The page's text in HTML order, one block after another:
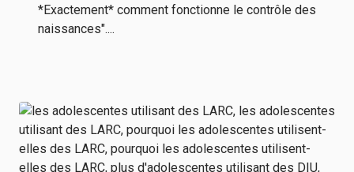
*Exactement* comment fonctionne le contrôle des
naissances"....